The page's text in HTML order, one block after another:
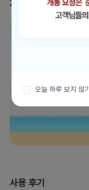
사용 후기
지금 받을 수 있는 혜
오늘 하루 보지 않기